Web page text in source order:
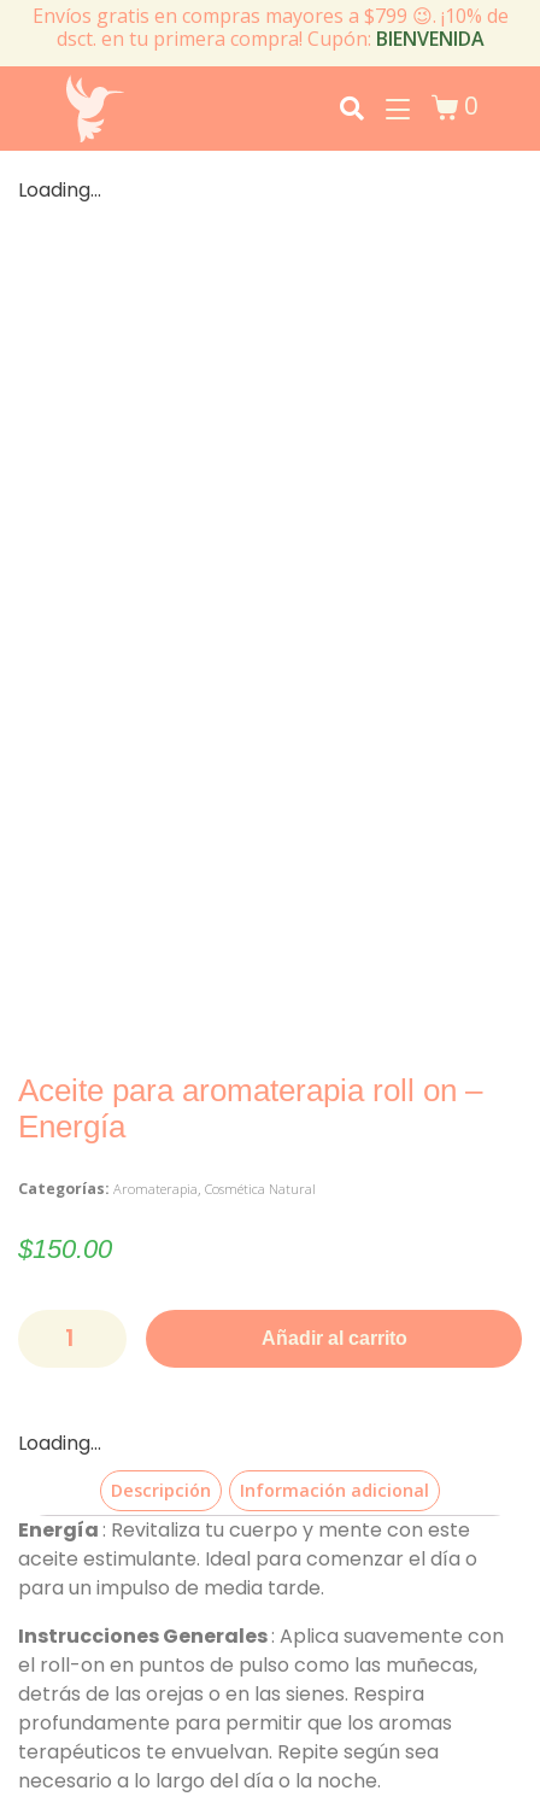
Envíos gratis en compras mayores a $799 😉. ¡10% de
dsct. en tu primera compra! Cupón: BIENVENIDA
0
Loading...
Aceite para aromaterapia roll on –
Energía
Categorías: Aromaterapia, Cosmética Natural
$150.00
Añadir al carrito
Loading...
Descripción Información adicional
Energía : Revitaliza tu cuerpo y mente con este
aceite estimulante. Ideal para comenzar el día o
para un impulso de media tarde.
Instrucciones Generales: Aplica suavemente con
el roll-on en puntos de pulso como las muñecas,
detrás de las orejas o en las sienes. Respira
profundamente para permitir que los aromas
terapéuticos te envuelvan. Repite según sea
necesario a lo largo del día o la noche.